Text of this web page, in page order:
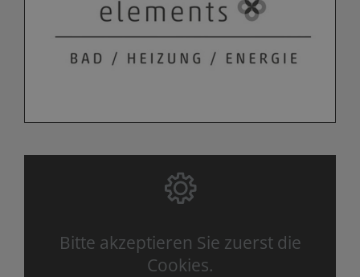
Bitte akzeptieren Sie zuerst die
Cookies.